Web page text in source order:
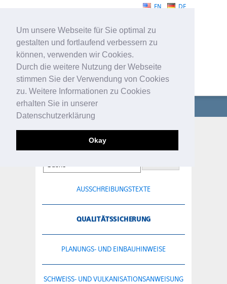
Um unsere Webseite für Sie optimal zu
gestalten und fortlaufend verbessern zu
können, verwenden wir Cookies.
Durch die weitere Nutzung der Webseite
stimmen Sie der Verwendung von Cookies
zu. Weitere Informationen zu Cookies
erhalten Sie in unserer
Datenschutzerklärung
Okay
DE
EN
SERVICE
UNTERNEHMEN
FUGENBÄNDER
KONTAKT
QUALITÄTSSICHERUNG
AUSSCHREIBUNGSTEXTE
QUALITÄTSSICHERUNG
PLANUNGS- UND EINBAUHINWEISE
SCHWEISS- UND VULKANISATIONSANWEISUNG